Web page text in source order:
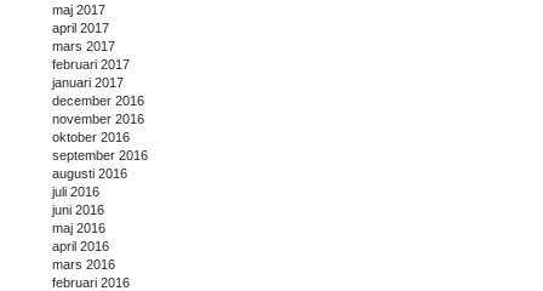
maj 2017
april 2017
mars 2017
februari 2017
januari 2017
december 2016
november 2016
oktober 2016
september 2016
augusti 2016
juli 2016
juni 2016
maj 2016
april 2016
mars 2016
februari 2016